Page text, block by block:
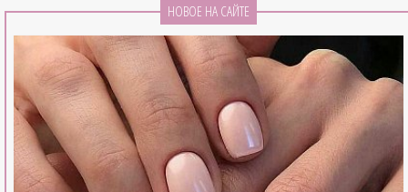
НОВОЕ НА САЙТЕ